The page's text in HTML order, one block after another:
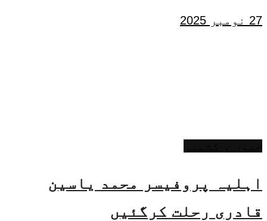
27 نومبر 2025
اہلیہ پروفیسر محمد یاسین
قادری رحلت کرگئیں